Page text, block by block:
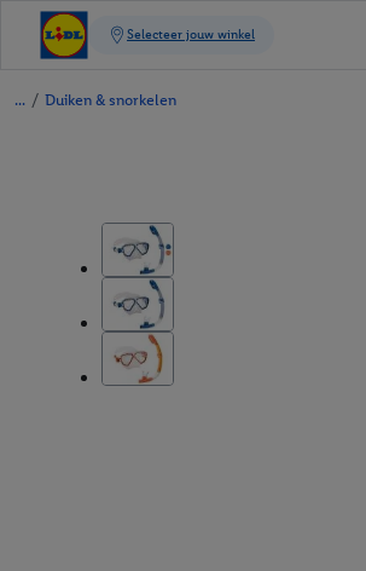
/ Duiken & snorkelen